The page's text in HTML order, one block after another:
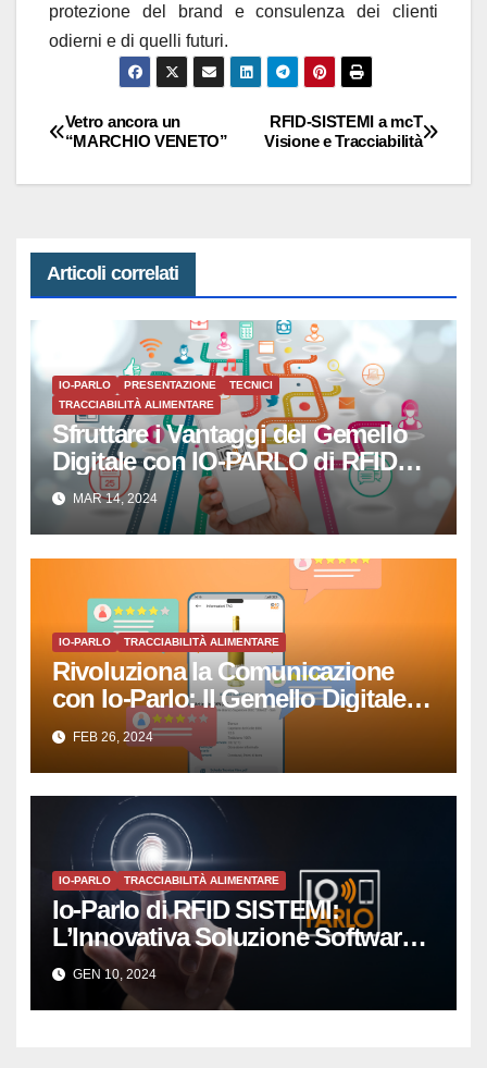
protezione del brand e consulenza dei clienti
odierni e di quelli futuri.
Navigazione
articoli
RFID-SISTEMI a mcT
Visione e Tracciabilità
Vetro ancora un
“MARCHIO VENETO”
Articoli correlati
IO-PARLO PRESENTAZIONE
TECNICI
TRACCIABILITÀ ALIMENTARE
Sfruttare i Vantaggi del Gemello
Digitale con IO-PARLO di RFID
SISTEMI SRL
MAR 14, 2024
IO-PARLO TRACCIABILITÀ ALIMENTARE
Rivoluziona la Comunicazione
con Io-Parlo: Il Gemello Digitale
che Semplicemente Parla
FEB 26, 2024
IO-PARLO TRACCIABILITÀ ALIMENTARE
Io-Parlo di RFID SISTEMI:
L’Innovativa Soluzione Software
per la Gestione Intelligente delle
Copie Digitali
GEN 10, 2024